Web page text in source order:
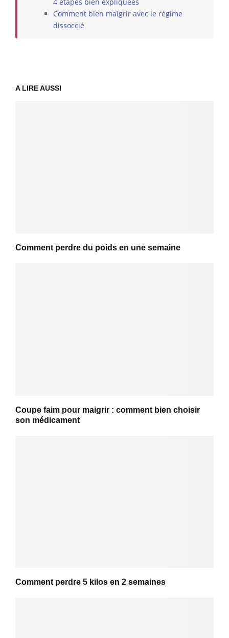
4 étapes bien expliquées
Comment bien maigrir avec le régime
dissoccié
A LIRE AUSSI
Comment perdre du poids en une semaine
Coupe faim pour maigrir : comment bien choisir
son médicament
Comment perdre 5 kilos en 2 semaines